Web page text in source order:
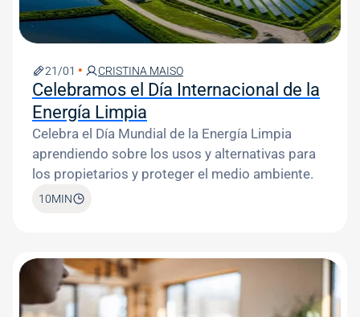
21/01 CRISTINA MAISO
Celebramos el Día Internacional de la
Energía Limpia
Celebra el Día Mundial de la Energía Limpia
aprendiendo sobre los usos y alternativas para
los propietarios y proteger el medio ambiente.
10MIN
Image